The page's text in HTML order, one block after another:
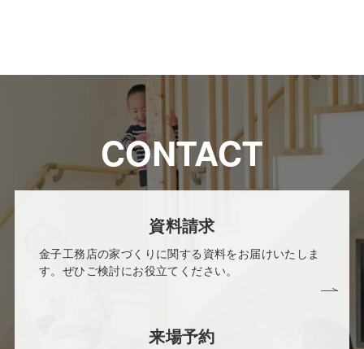
CONTACT
資料請求
金子工務店の家づくりに関する資料をお届けいたしま
す。ぜひご検討にお役立てください。
来場予約